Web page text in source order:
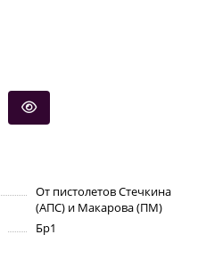
От пистолетов Стечкина
(АПС) и Макарова (ПМ)
Бр1